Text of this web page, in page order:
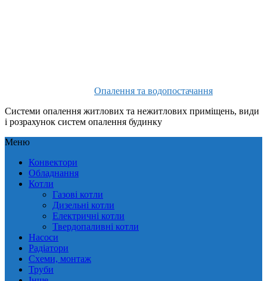
Опалення та водопостачання
Системи опалення житлових та нежитлових приміщень, види
і розрахунок систем опалення будинку
Меню
Конвектори
Обладнання
Котли
Газові котли
Дизельні котли
Електричні котли
Твердопаливні котли
Насоси
Радіатори
Схеми, монтаж
Труби